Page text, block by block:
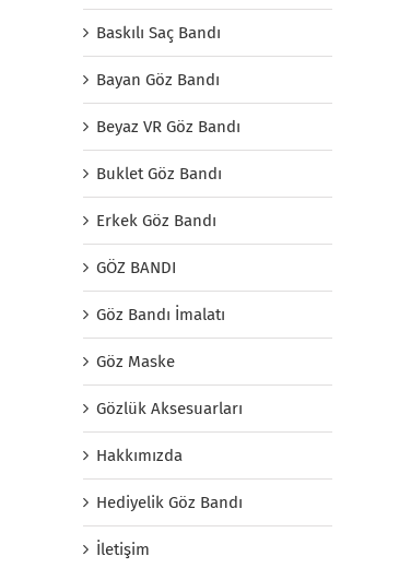
Baskılı Saç Bandı
Bayan Göz Bandı
Beyaz VR Göz Bandı
Buklet Göz Bandı
Erkek Göz Bandı
GÖZ BANDI
Göz Bandı İmalatı
Göz Maske
Gözlük Aksesuarları
Hakkımızda
Hediyelik Göz Bandı
İletişim